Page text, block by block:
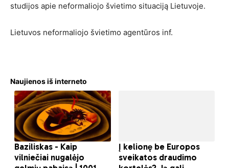
studijos apie neformaliojo švietimo situaciją Lietuvoje.
Lietuvos neformaliojo švietimo agentūros inf.
Naujienos iš interneto